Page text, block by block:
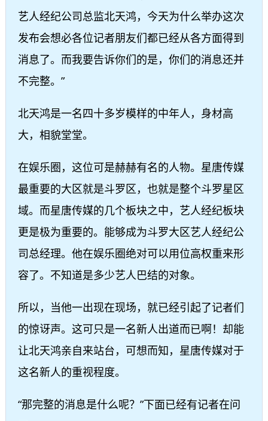
艺人经纪公司总监北天鸿，今天为什么举办这次
发布会想必各位记者朋友们都已经从各方面得到
消息了。而我要告诉你们的是，你们的消息还并
不完整。”
北天鸿是一名四十多岁模样的中年人，身材高
大，相貌堂堂。
在娱乐圈，这位可是赫赫有名的人物。星唐传媒
最重要的大区就是斗罗区，也就是整个斗罗星区
域。而星唐传媒的几个板块之中，艺人经纪板块
更是极为重要的。能够成为斗罗大区艺人经纪公
司总经理。他在娱乐圈绝对可以用位高权重来形
容了。不知道是多少艺人巴结的对象。
所以，当他一出现在现场，就已经引起了记者们
的惊讶声。这可只是一名新人出道而已啊！却能
让北天鸿亲自来站台，可想而知，星唐传媒对于
这名新人的重视程度。
“那完整的消息是什么呢？”下面已经有记者在问